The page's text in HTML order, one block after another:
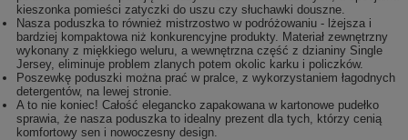
kieszonka pomieści zatyczki do uszu czy słuchawki douszne.
Nasza poduszka to również mistrzostwo w podróżowaniu - lżejsza i
bardziej kompaktowa niż konkurencyjne produkty. Materiał zewnętrzny
wykonany z miękkiego weluru, a wewnętrzna część z dzianiny Single
Jersey, eliminuje problem zlanych potem okolic karku i policzków.
Poszewkę poduszki można prać w pralce, z wykorzystaniem łagodnych
detergentów, na lewej stronie.
A to nie koniec! Całość elegancko zapakowana w kartonowe pudełko
sprawia, że nasza poduszka to idealny prezent dla tych, którzy cenią
komfortowy sen i nowoczesny design.